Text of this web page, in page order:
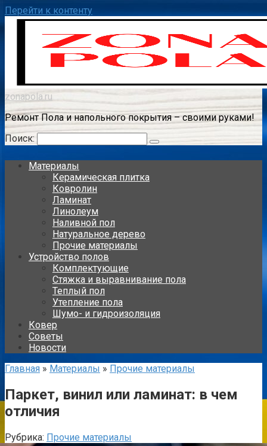
Перейти к контенту
zonapola.ru
Ремонт Пола и напольного покрытия – своими руками!
Поиск:
Материалы
Керамическая плитка
Ковролин
Ламинат
Линолеум
Наливной пол
Натуральное дерево
Прочие материалы
Устройство полов
Комплектующие
Стяжка и выравнивание пола
Теплый пол
Утепление пола
Шумо- и гидроизоляция
Ковер
Советы
Новости
Главная » Материалы » Прочие материалы
Паркет, винил или ламинат: в чем
отличия
Рубрика: Прочие материалы